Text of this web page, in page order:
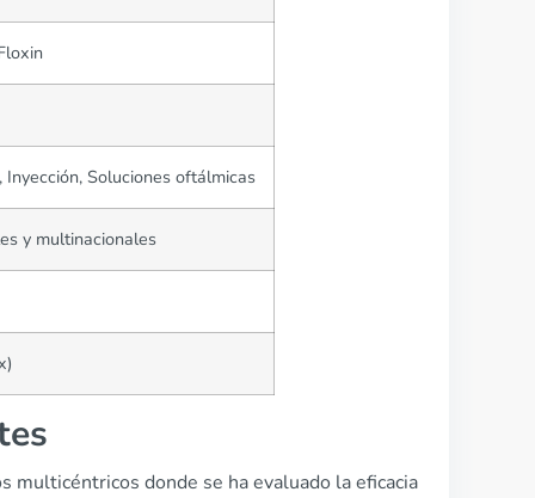
Soluciones oftálmicas
y multinacionales
donde se ha evaluado la eficacia